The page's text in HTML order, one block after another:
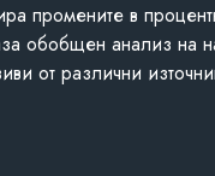
промените в
обобщен анализ на
от различни